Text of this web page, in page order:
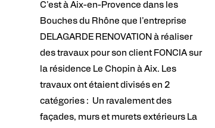
C'est à Aix-en-Provence dans les
Bouches du Rhône que l'entreprise
DELAGARDE RENOVATION à réaliser
des travaux pour son client FONCIA sur
la résidence Le Chopin à Aix. Les
travaux ont étaient divisés en 2
catégories : Un ravalement des
façades, murs et murets extérieurs La